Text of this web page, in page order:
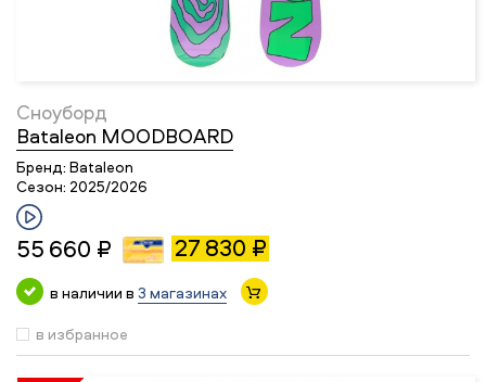
Сноуборд
Bataleon MOODBOARD
Бренд: Bataleon
Сезон: 2025/2026
55 660 ₽ 27 830 ₽
в наличии в 3 магазинах
в избранное